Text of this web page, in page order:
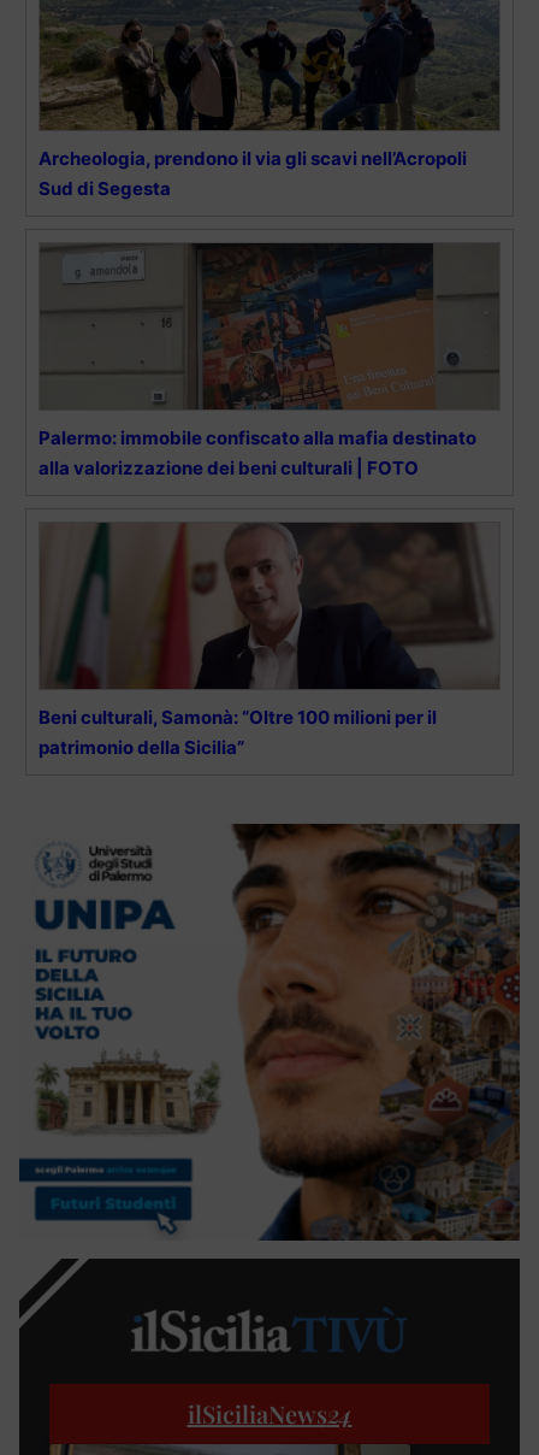
Archeologia, prendono il via gli scavi nell’Acropoli
Sud di Segesta
Palermo: immobile confiscato alla mafia destinato
alla valorizzazione dei beni culturali | FOTO
Beni culturali, Samonà: “Oltre 100 milioni per il
patrimonio della Sicilia”
ilSiciliaNews24